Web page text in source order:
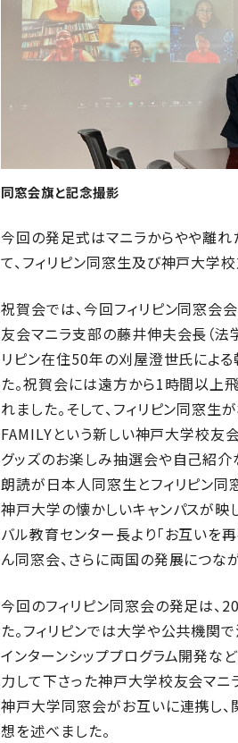
同窓会旗と記念撮影
今回の発足式はマニラからやや離れ
て、フィリピン同窓生及び神戸大学
祝賀会では、今回フィリピン同窓
友会マニラ支部の藤井伸夫会長（法
リピン在住50年の刈屋澄世氏によ
た。祝賀会には遠方から1時間以上
れました。そして、フィリピン同窓
FAMILYという新しい神戸大学校友
グッズのお楽しみ抽選会や自己紹
朗読が日本人同窓生とフィリピン同
神戸大学の懐かしいキャンパスが映
バル教育センター長より「お互いを
ん同窓会、さらに両国の発展につな
今回のフィリピン同窓会の発足は
た。フィリピンでは大学や公共機関
インターンシッププログラム開発な
力して下さった神戸大学校友会マニ
神戸大学同窓会がお互いに連携し
想を述べました。